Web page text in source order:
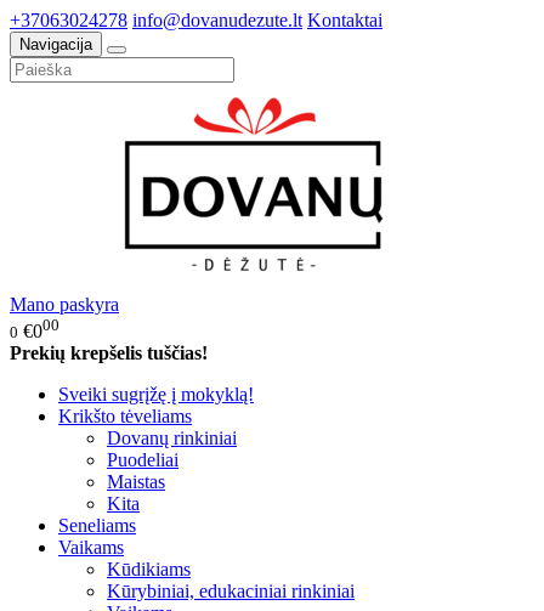
+37063024278 info@dovanudezute.lt Kontaktai
Navigacija
Mano paskyra
0 €000
Prekių krepšelis tuščias!
Sveiki sugrįžę į mokyklą!
Krikšto tėveliams
Dovanų rinkiniai
Puodeliai
Maistas
Kita
Seneliams
Vaikams
Kūdikiams
Kūrybiniai, edukaciniai rinkiniai